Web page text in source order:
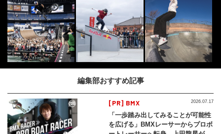
編集部おすすめ記事
[PR] BMX
「一歩踏み出してみることが可能性
を広げる」BMXレーサーからプロボ
2026.07.17